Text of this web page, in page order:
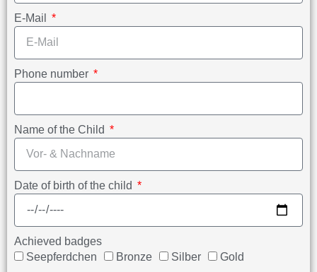
E-Mail
Phone number
Name of the Child
Date of birth of the child
Achieved badges
Seepferdchen
Bronze Silber
Gold